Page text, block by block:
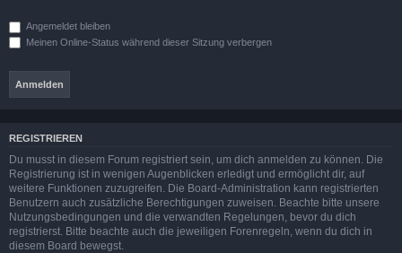
Angemeldet bleiben
Meinen Online-Status während dieser Sitzung verbergen
REGISTRIEREN
Du musst in diesem Forum registriert sein, um dich anmelden zu können. Die
Registrierung ist in wenigen Augenblicken erledigt und ermöglicht dir, auf
weitere Funktionen zuzugreifen. Die Board-Administration kann registrierten
Benutzern auch zusätzliche Berechtigungen zuweisen. Beachte bitte unsere
Nutzungsbedingungen und die verwandten Regelungen, bevor du dich
registrierst. Bitte beachte auch die jeweiligen Forenregeln, wenn du dich in
diesem Board bewegst.